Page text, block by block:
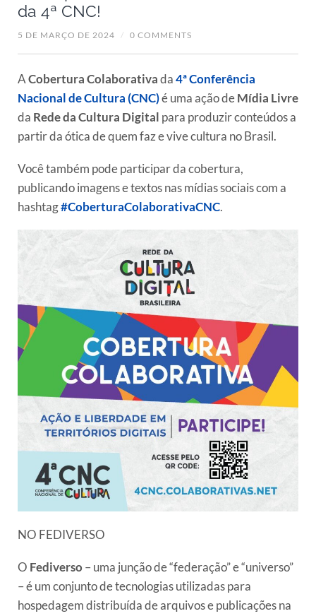
da 4ª CNC!
5 DE MARÇO DE 2024 / 0 COMMENTS
ACobertura Colaborativada4ª Conferência
Nacional de Cultura (CNC)é uma ação deMídia Livre
da Rede da Cultura Digital para produzir conteúdos a
partir da ótica de quem faz e vive cultura no Brasil.
Você também pode participar da cobertura,
publicando imagens e textos nas mídias sociais com a
hashtag#CoberturaColaborativaCNC.
NO FEDIVERSO
O Fediverso – uma junção de “federação” e “universo”
– é um conjunto de tecnologias utilizadas para
hospedagem distribuída de arquivos e publicações na